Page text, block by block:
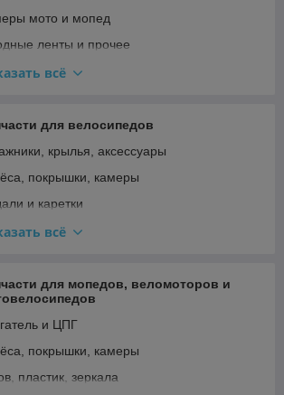
и кикстартер
система и карбюратор
(сцепление, вариатор, цепи)
и зажигание
мото и мопед
ленты и прочее
велосипедные
мото и мопед
всё
для велосипедов
крылья, аксессуары
покрышки, камеры
и каретки
и подседельные штыри
система
(цепи, звёзды, переключатели)
всё
для мопедов, веломоторов и
и ЦПГ
покрышки, камеры
пластик, зеркала